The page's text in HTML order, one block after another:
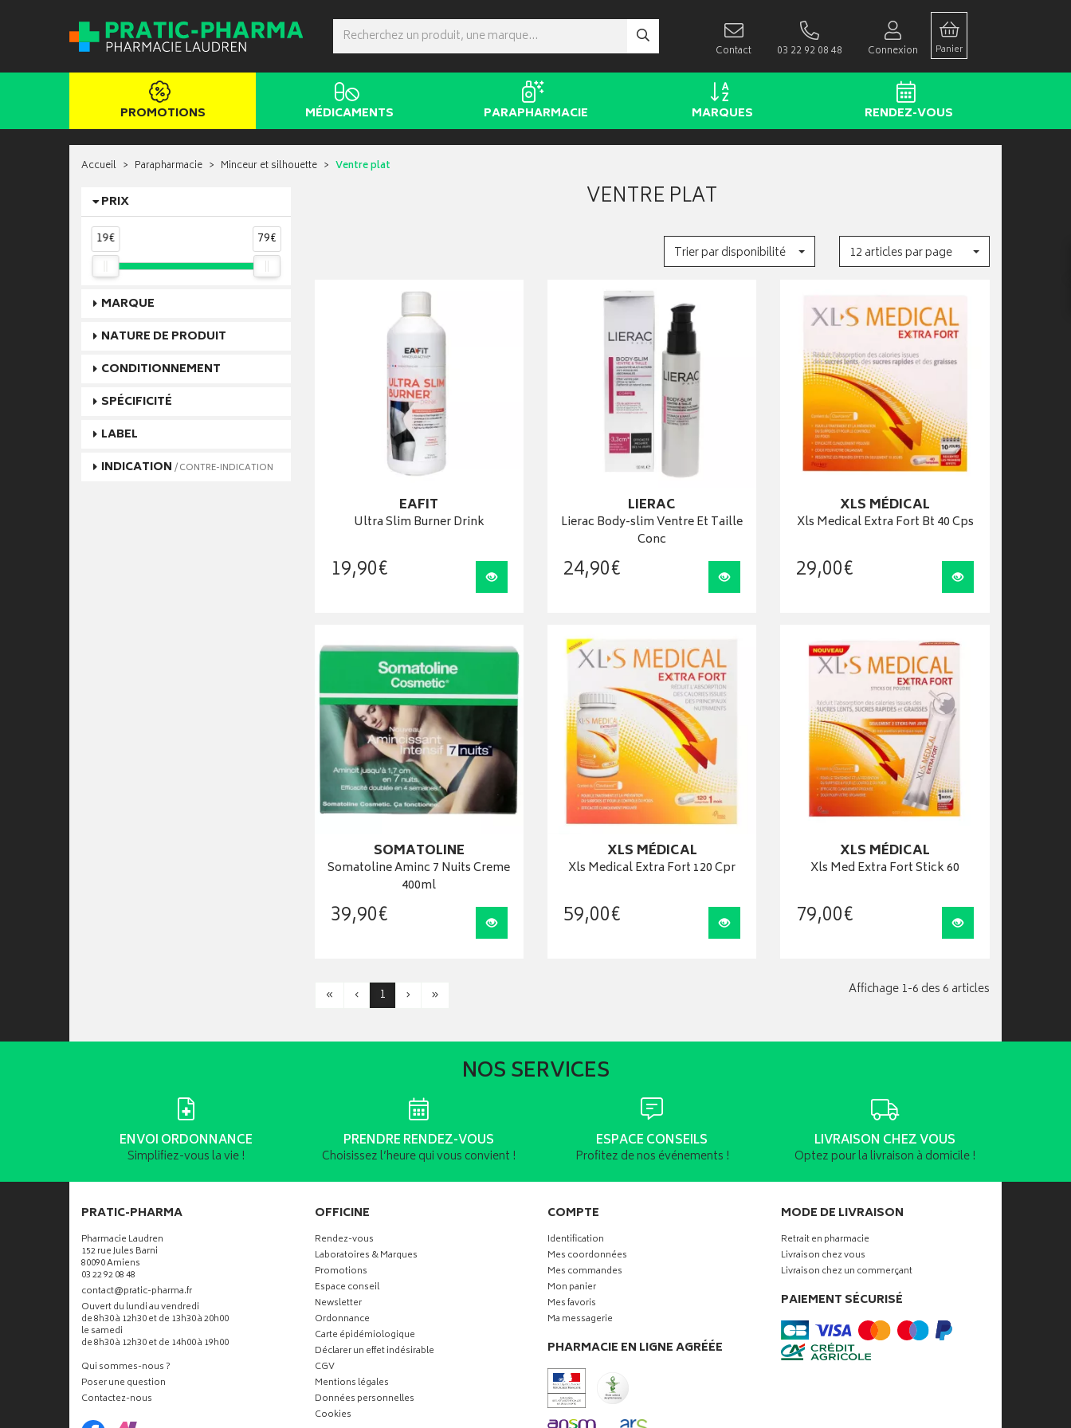
Contact 03 22 92 08 48 Connexion Panier
PROMOTIONS MÉDICAMENTS PARAPHARMACIE MARQUES RENDEZ-VOUS
Accueil Parapharmacie Minceur et silhouette Ventre plat
PRIX
19€
79€
MARQUE
NATURE DE PRODUIT
CONDITIONNEMENT
SPÉCIFICITÉ
LABEL
INDICATION / CONTRE-INDICATION
VENTRE PLAT
Trier par disponibilité 12 articles par page
EAFIT
Ultra Slim Burner Drink
19,90€ Visualiser
LIERAC
Lierac Body-slim Ventre Et Taille
Conc
24,90€ Visualiser
XLS MÉDICAL
Xls Medical Extra Fort Bt 40 Cps
29,00€ Visualiser
SOMATOLINE
Somatoline Aminc 7 Nuits Creme
400ml
39,90€ Visualiser
XLS MÉDICAL
Xls Medical Extra Fort 120 Cpr
59,00€ Visualiser
XLS MÉDICAL
Xls Med Extra Fort Stick 60
79,00€ Visualiser
« ‹ 1 › » Affichage 1-6 des 6 articles
NOS SERVICES
ENVOI ORDONNANCE
Simplifiez-vous la vie !
PRENDRE RENDEZ-VOUS
Choisissez l’heure qui vous convient !
ESPACE CONSEILS
Profitez de nos événements !
LIVRAISON CHEZ VOUS
Optez pour la livraison à domicile !
PRATIC-PHARMA
Pharmacie Laudren
152 rue Jules Barni
80090 Amiens
03 22 92 08 48
contact-
@-
pratic-pharma.fr
Ouvert du lundi au vendredi
de 8h30 à 12h30 et de 13h30 à 20h00
le samedi
de 8h30 à 12h30 et de 14h00 à 19h00
Qui sommes-nous ?
Poser une question
Contactez-nous
OFFICINE
Rendez-vous
Laboratoires & Marques
Promotions
Espace conseil
Newsletter
Ordonnance
Carte épidémiologique
Déclarer un effet indésirable
CGV
Mentions légales
Données personnelles
Cookies
COMPTE
Identification
Mes coordonnées
Mes commandes
Mon panier
Mes favoris
Ma messagerie
PHARMACIE EN LIGNE AGRÉÉE
MODE DE LIVRAISON
Retrait en pharmacie
Livraison chez vous
Livraison chez un commerçant
PAIEMENT SÉCURISÉ